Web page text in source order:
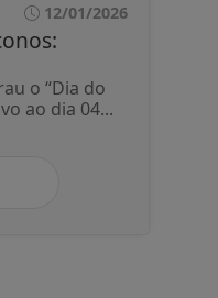
12/01/2026
o “Dia do
ao dia 04...